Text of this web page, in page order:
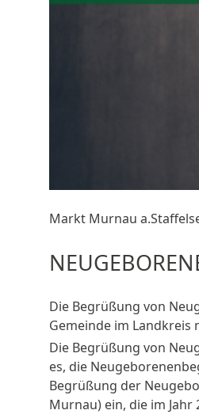
Markt Murnau
Die Begrüßung von
Gemeinde im
Die Begrüßung von
es, die
Begrüßung der
Murnau) ein, die im